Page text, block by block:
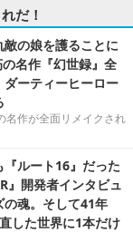
だ！
の娘を護ることに
名作『幻世録』全
ーティーヒーロー
名作が全面リメイクされ
ルート16』だった
』開発者インタビュ
魂。そして41年
した世界に1本だけ